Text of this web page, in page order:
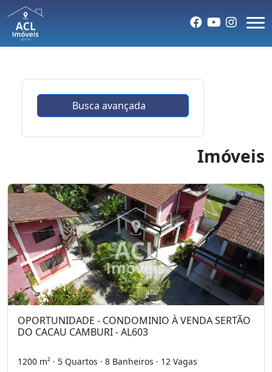
Busca avançada
Imóveis
OPORTUNIDADE - CONDOMINIO À VENDA SERTÃO
DO CACAU CAMBURI - AL603
1200 m² · 5 Quartos · 8 Banheiros · 12 Vagas